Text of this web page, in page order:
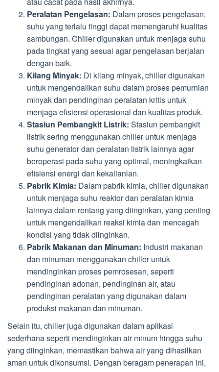
Peralatan Pengelasan: Dalam proses pengelasan,
suhu yang terlalu tinggi dapat memengaruhi kualitas
sambungan. Chiller digunakan untuk menjaga suhu
pada tingkat yang sesuai agar pengelasan berjalan
dengan baik.
Kilang Minyak: Di kilang minyak, chiller digunakan
untuk mengendalikan suhu dalam proses pemurnian
minyak dan pendinginan peralatan kritis untuk
menjaga efisiensi operasional dan kualitas produk.
Stasiun Pembangkit Listrik: Stasiun pembangkit
listrik sering menggunakan chiller untuk menjaga
suhu generator dan peralatan listrik lainnya agar
beroperasi pada suhu yang optimal, meningkatkan
efisiensi energi dan kekalianlan.
Pabrik Kimia: Dalam pabrik kimia, chiller digunakan
untuk menjaga suhu reaktor dan peralatan kimia
lainnya dalam rentang yang diinginkan, yang penting
untuk mengendalikan reaksi kimia dan mencegah
kondisi yang tidak diinginkan.
Pabrik Makanan dan Minuman: Industri makanan
dan minuman menggunakan chiller untuk
mendinginkan proses pemrosesan, seperti
pendinginan adonan, pendinginan air, atau
pendinginan peralatan yang digunakan dalam
produksi makanan dan minuman.
Selain itu, chiller juga digunakan dalam aplikasi
sederhana seperti mendinginkan air minum hingga suhu
yang diinginkan, memastikan bahwa air yang dihasilkan
aman untuk dikonsumsi. Dengan beragam penerapan ini,